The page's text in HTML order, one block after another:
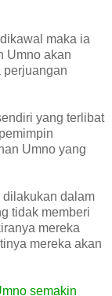
maka ia
Umno akan
perjuangan
yang terlibat
Umno yang
dalam
tidak memberi
mereka
mereka akan
semakin